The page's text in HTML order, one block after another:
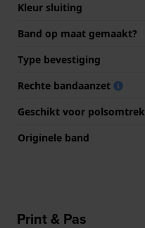
Kleur sluiting
Band op maat gemaakt?
Type bevestiging
Rechte bandaanzet
Geschikt voor polsomtrek
Originele band
Print & Pas